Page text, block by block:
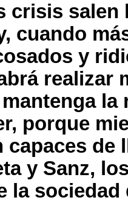
crisis
cuando
y
realizar
porque
capaces de
y Sanz,
la